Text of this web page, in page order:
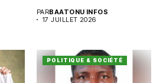
PARBAATONU INFOS
17 JUILLET 2026
POLITIQUE & SOCIÉTÉ